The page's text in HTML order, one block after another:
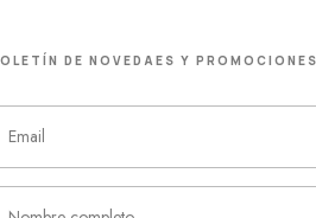
DE NOVEDAES Y PROMOCIONES